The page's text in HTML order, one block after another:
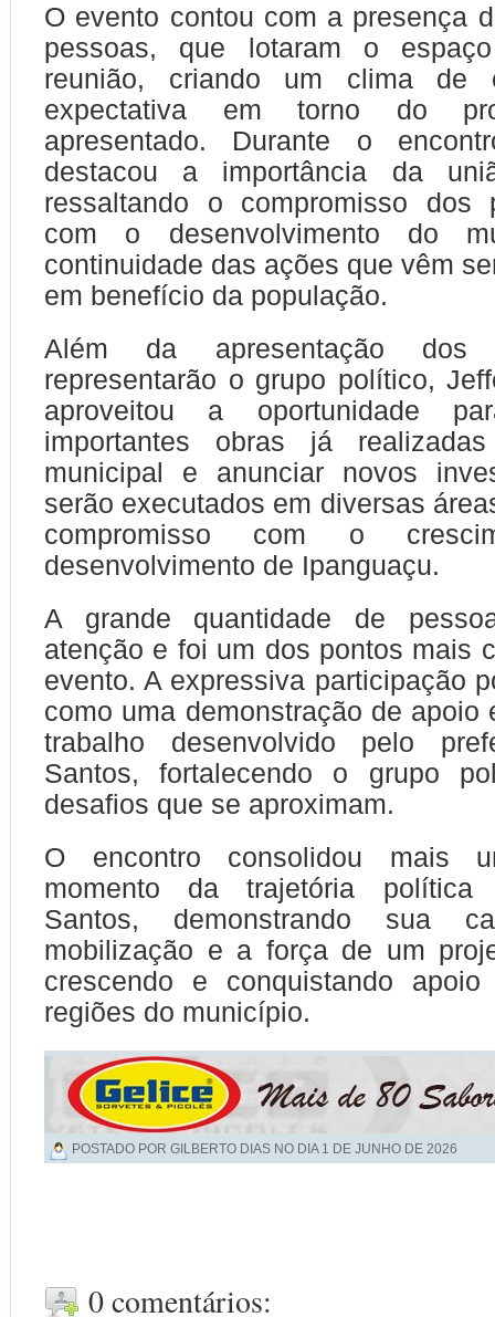
O evento contou com a presença
pessoas, que lotaram o
reunião, criando um clima de
expectativa em torno do
apresentado. Durante o
destacou a importância da
ressaltando o compromisso dos
com o desenvolvimento do
continuidade das ações que vêm
em benefício da população.
Além da apresentação dos
representarão o grupo político,
aproveitou a oportunidade
importantes obras já
municipal e anunciar novos
serão executados em diversas
compromisso com o
desenvolvimento de Ipanguaçu.
A grande quantidade de
atenção e foi um dos pontos mais
evento. A expressiva participação
como uma demonstração de apoio
trabalho desenvolvido pelo
Santos, fortalecendo o grupo
desafios que se aproximam.
O encontro consolidou mais
momento da trajetória política
Santos, demonstrando sua
mobilização e a força de um
crescendo e conquistando
regiões do município.
POSTADO POR GILBERTO DIAS NO DIA 1 DE JUNHO DE 2026
0 comentários: